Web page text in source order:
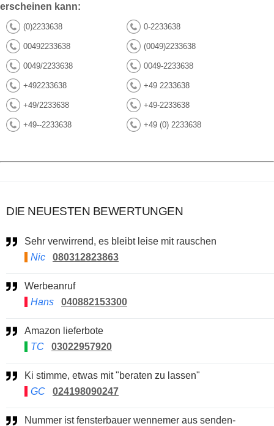
erscheinen kann:
(0)2233638 0-2233638
00492233638 (0049)2233638
0049/2233638 0049-2233638
+492233638 +49 2233638
+49/2233638 +49-2233638
+49--2233638 +49 (0) 2233638
DIE NEUESTEN BEWERTUNGEN
Sehr verwirrend, es bleibt leise mit rauschen
Nic
080312823863
Werbeanruf
Hans
040882153300
Amazon lieferbote
TC
03022957920
Ki stimme, etwas mit "beraten zu lassen"
GC
024198090247
Nummer ist fensterbauer wennemer aus senden-